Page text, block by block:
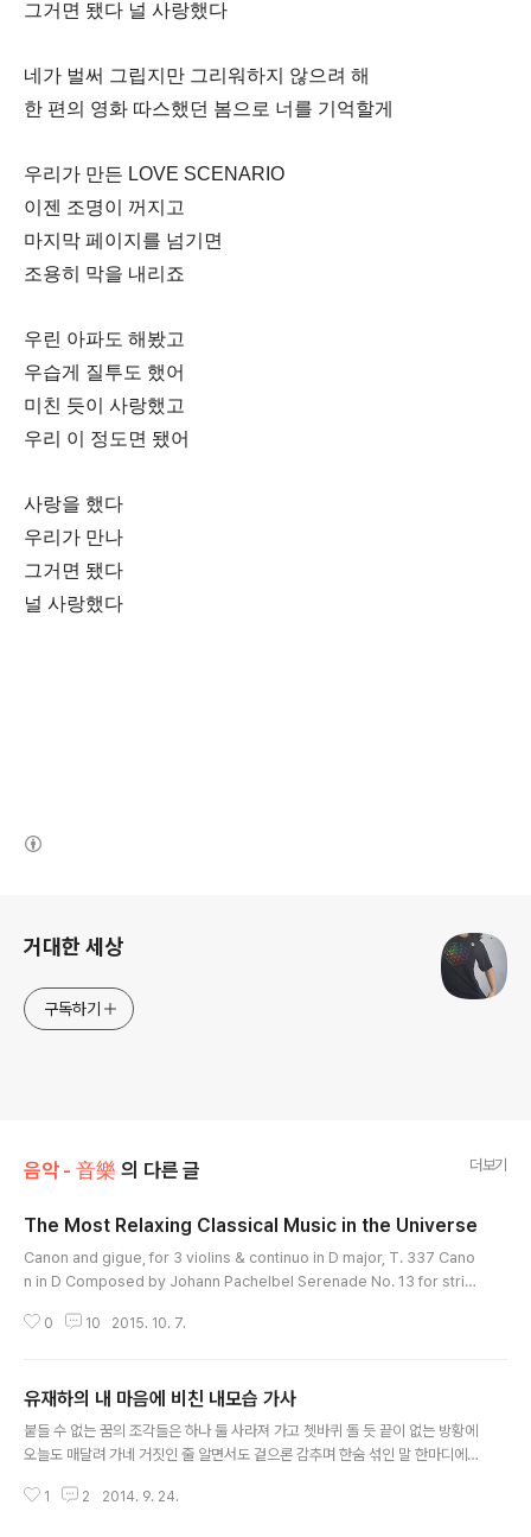
그거면 됐다 널 사랑했다
네가 벌써 그립지만 그리워하지 않으려 해
한 편의 영화 따스했던 봄으로 너를 기억할게
우리가 만든 LOVE SCENARIO
이젠 조명이 꺼지고
마지막 페이지를 넘기면
조용히 막을 내리죠
우린 아파도 해봤고
우습게 질투도 했어
미친 듯이 사랑했고
우리 이 정도면 됐어
사랑을 했다
우리가 만나
그거면 됐다
널 사랑했다
거대한 세상
구독하기
음악 - 音樂 의 다른 글 더보기
The Most Relaxing Classical Music in the Universe
Canon and gigue, for 3 violins & continuo in D major, T. 337 Cano
n in D Composed by Johann Pachelbel Serenade No. 13 for strin
sed by Wolfgang Amadeus Mozart Bagatelle for piano in A minor
l'yich Tchaikovsky Clair d..
0 10 2015. 10. 7.
유재하의 내 마음에 비친 내모습 가사
붙들 수 없는 꿈의 조각들은 하나 둘 사라져 가고 쳇바퀴 돌 듯 끝이 없는 방황에
오늘도 매달려 가네 거짓인 줄 알면서도 겉으론 감추며 한숨 섞인 말 한마디에
않고 달리 보면 그만인 것을 못 그린 내 빈 곳 무엇으로 채워지려나 차라리 내 마
1 2 2014. 9. 24.